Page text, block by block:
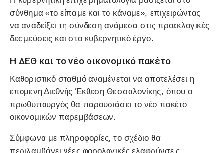
σύνθημα «το είπαμε και το κάναμε», επιχειρώντας
να αναδείξει τη σύνδεση ανάμεσα στις προεκλογικές
δεσμεύσεις και στο κυβερνητικό έργο.
Η ΔΕΘ και το νέο οικονομικό πακέτο
Καθοριστικό σταθμό αναμένεται να αποτελέσει η
επόμενη Διεθνής Έκθεση Θεσσαλονίκης, όπου ο
πρωθυπουργός θα παρουσιάσει το νέο πακέτο
οικονομικών παρεμβάσεων.
Σύμφωνα με πληροφορίες, το σχέδιο θα
περιλαμβάνει νέες φορολογικές ελαφρύνσεις,